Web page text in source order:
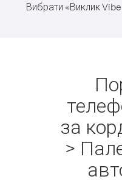
Вибрати «Виклик
за
>